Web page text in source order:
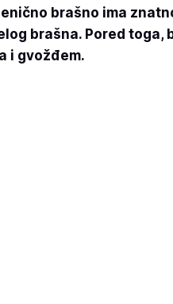
brašno ima
brašna. Pored toga,
i gvožđem.